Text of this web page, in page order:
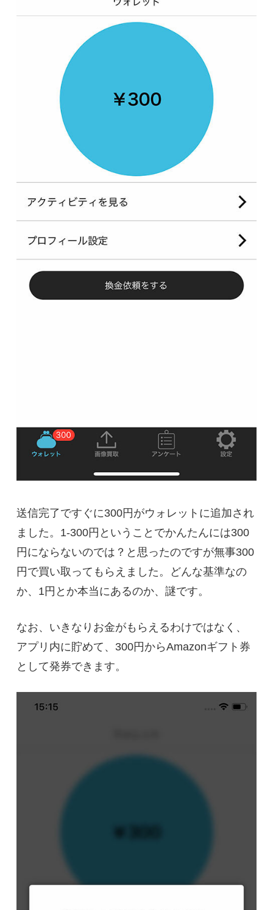
送信完了ですぐに300円がウォレットに追加され
ました。1-300円ということでかんたんには300
円にならないのでは？と思ったのですが無事300
円で買い取ってもらえました。どんな基準なの
か、1円とか本当にあるのか、謎です。
なお、いきなりお金がもらえるわけではなく、
アプリ内に貯めて、300円からAmazonギフト券
として発券できます。